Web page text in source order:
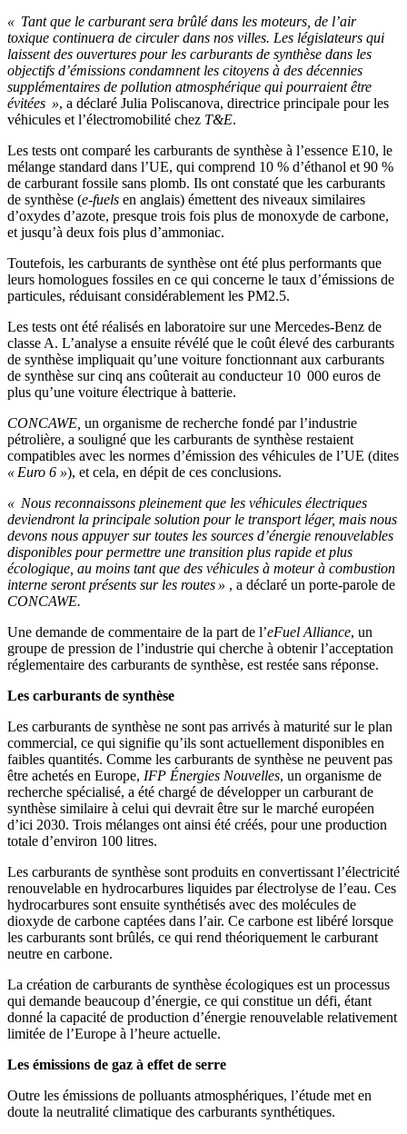
« Tant que le carburant sera brûlé dans les moteurs, de l’air
toxique continuera de circuler dans nos villes. Les législateurs qui
laissent des ouvertures pour les carburants de synthèse dans les
objectifs d’émissions condamnent les citoyens à des décennies
supplémentaires de pollution atmosphérique qui pourraient être
évitées », a déclaré Julia Poliscanova, directrice principale pour les
véhicules et l’électromobilité chez T&E.
Les tests ont comparé les carburants de synthèse à l’essence E10, le
mélange standard dans l’UE, qui comprend 10 % d’éthanol et 90 %
de carburant fossile sans plomb. Ils ont constaté que les carburants
de synthèse (e-fuels en anglais) émettent des niveaux similaires
d’oxydes d’azote, presque trois fois plus de monoxyde de carbone,
et jusqu’à deux fois plus d’ammoniac.
Toutefois, les carburants de synthèse ont été plus performants que
leurs homologues fossiles en ce qui concerne le taux d’émissions de
particules, réduisant considérablement les PM2.5.
Les tests ont été réalisés en laboratoire sur une Mercedes-Benz de
classe A. L’analyse a ensuite révélé que le coût élevé des carburants
de synthèse impliquait qu’une voiture fonctionnant aux carburants
de synthèse sur cinq ans coûterait au conducteur 10 000 euros de
plus qu’une voiture électrique à batterie.
CONCAWE, un organisme de recherche fondé par l’industrie
pétrolière, a souligné que les carburants de synthèse restaient
compatibles avec les normes d’émission des véhicules de l’UE (dites
« Euro 6 »), et cela, en dépit de ces conclusions.
« Nous reconnaissons pleinement que les véhicules électriques
deviendront la principale solution pour le transport léger, mais nous
devons nous appuyer sur toutes les sources d’énergie renouvelables
disponibles pour permettre une transition plus rapide et plus
écologique, au moins tant que des véhicules à moteur à combustion
interne seront présents sur les routes » , a déclaré un porte-parole de
CONCAWE.
Une demande de commentaire de la part de l’eFuel Alliance, un
groupe de pression de l’industrie qui cherche à obtenir l’acceptation
réglementaire des carburants de synthèse, est restée sans réponse.
Les carburants de synthèse
Les carburants de synthèse ne sont pas arrivés à maturité sur le plan
commercial, ce qui signifie qu’ils sont actuellement disponibles en
faibles quantités. Comme les carburants de synthèse ne peuvent pas
être achetés en Europe, IFP Énergies Nouvelles, un organisme de
recherche spécialisé, a été chargé de développer un carburant de
synthèse similaire à celui qui devrait être sur le marché européen
d’ici 2030. Trois mélanges ont ainsi été créés, pour une production
totale d’environ 100 litres.
Les carburants de synthèse sont produits en convertissant l’électricité
renouvelable en hydrocarbures liquides par électrolyse de l’eau. Ces
hydrocarbures sont ensuite synthétisés avec des molécules de
dioxyde de carbone captées dans l’air. Ce carbone est libéré lorsque
les carburants sont brûlés, ce qui rend théoriquement le carburant
neutre en carbone.
La création de carburants de synthèse écologiques est un processus
qui demande beaucoup d’énergie, ce qui constitue un défi, étant
donné la capacité de production d’énergie renouvelable relativement
limitée de l’Europe à l’heure actuelle.
Les émissions de gaz à effet de serre
Outre les émissions de polluants atmosphériques, l’étude met en
doute la neutralité climatique des carburants synthétiques.